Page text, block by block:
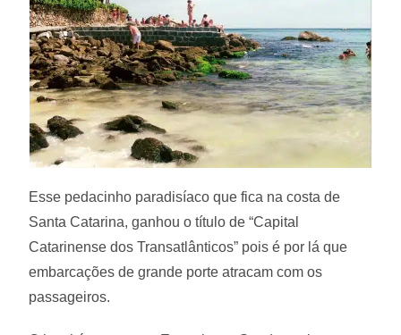
Esse pedacinho paradisíaco que fica na costa de
Santa Catarina, ganhou o título de “Capital
Catarinense dos Transatlânticos” pois é por lá que
embarcações de grande porte atracam com os
passageiros.